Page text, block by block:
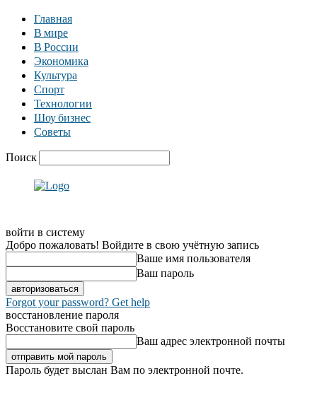
Главная
В мире
В России
Экономика
Культура
Спорт
Технологии
Шоу бизнес
Советы
Поиск
войти в систему
Добро пожаловать! Войдите в свою учётную запись
Ваше имя пользователя
Ваш пароль
Forgot your password? Get help
восстановление пароля
Восстановите свой пароль
Ваш адрес электронной почты
Пароль будет выслан Вам по электронной почте.